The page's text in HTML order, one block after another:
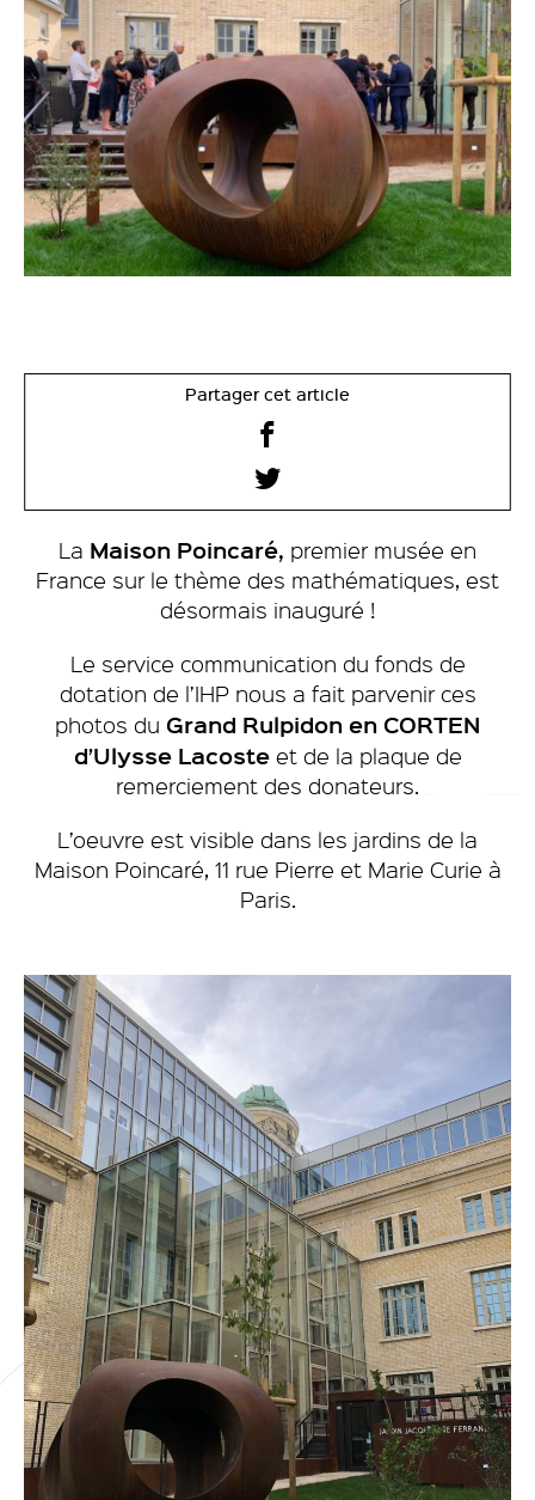
Partager cet article
La Maison Poincaré, premier musée en
France sur le thème des mathématiques, est
désormais inauguré !
Le service communication du fonds de
dotation de l’IHP nous a fait parvenir ces
photos du Grand Rulpidon en CORTEN
d’Ulysse Lacoste et de la plaque de
remerciement des donateurs.
L’oeuvre est visible dans les jardins de la
Maison Poincaré, 11 rue Pierre et Marie Curie à
Paris.